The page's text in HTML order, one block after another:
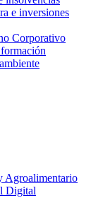
e inversiones
Corporativo
Agroalimentario
Digital